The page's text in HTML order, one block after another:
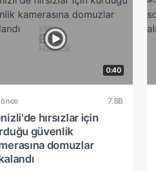
0:40
önce 7.8B
hırsızlar için
güvenlik
domuzlar